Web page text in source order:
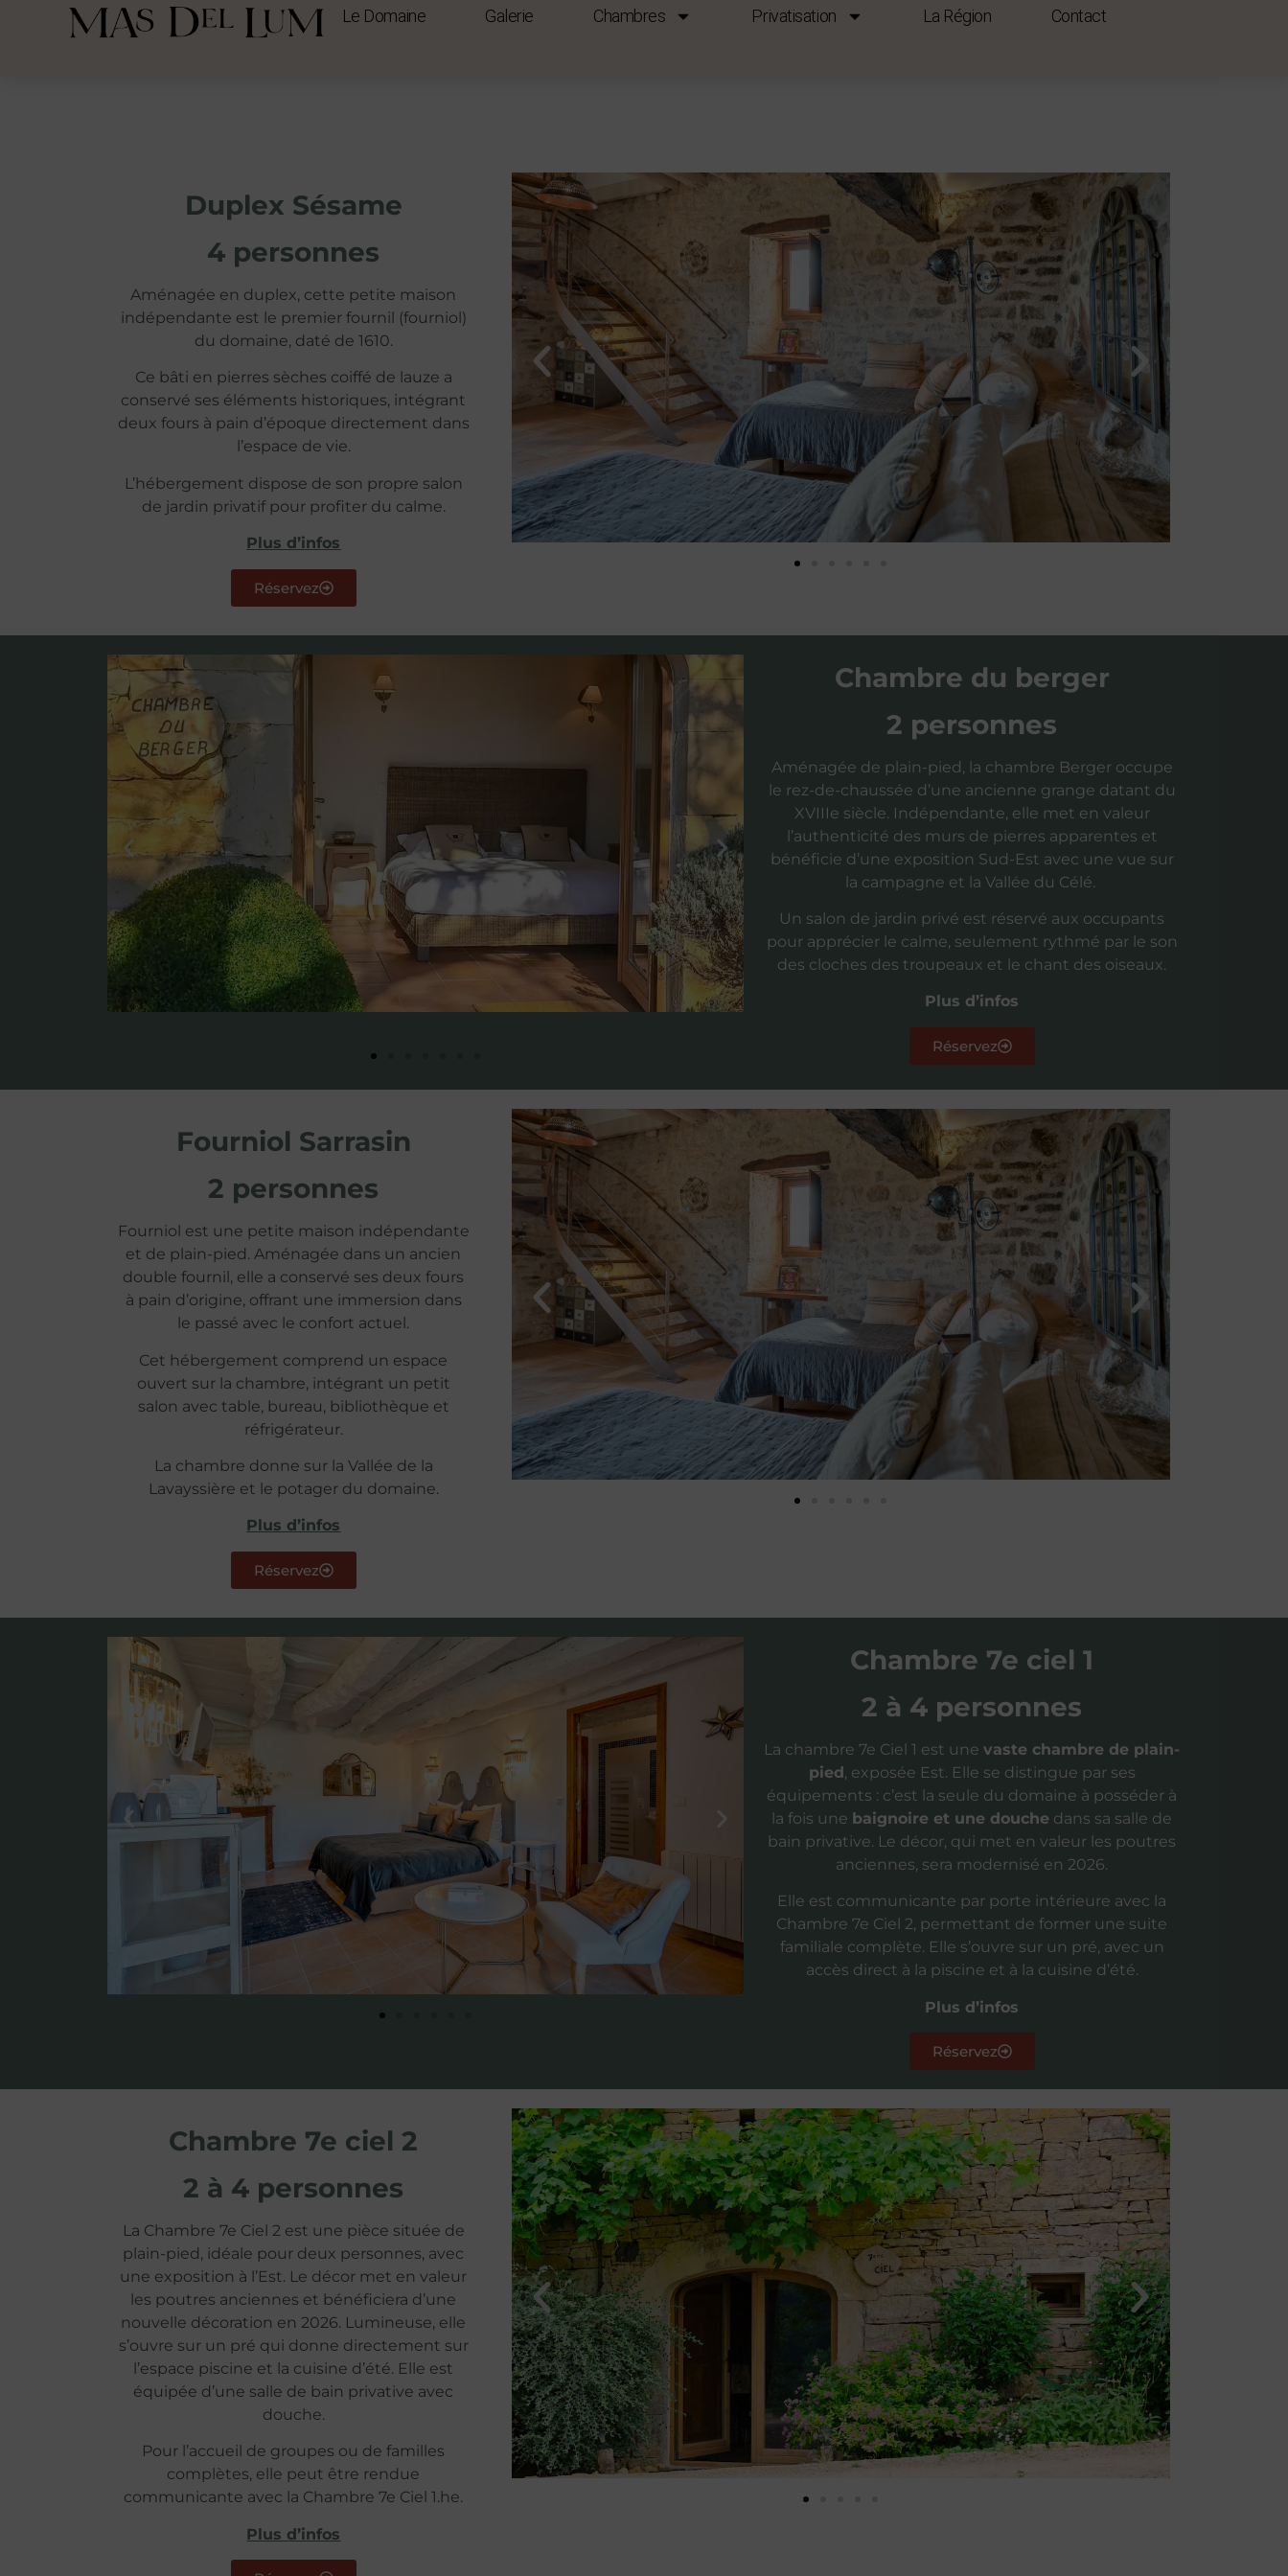
Le Domaine Galerie Chambres Privatisation La Région Contact
Duplex Sésame
4 personnes
Aménagée en duplex, cette petite maison
indépendante est le premier fournil (fourniol)
du domaine, daté de 1610.
Ce bâti en pierres sèches coiffé de lauze a
conservé ses éléments historiques, intégrant
deux fours à pain d’époque directement dans
l’espace de vie.
L’hébergement dispose de son propre salon
de jardin privatif pour profiter du calme.
Plus d’infos
Réservez
Chambre du berger
2 personnes
Aménagée de plain-pied, la chambre Berger occupe
le rez-de-chaussée d’une ancienne grange datant du
XVIIIe siècle. Indépendante, elle met en valeur
l’authenticité des murs de pierres apparentes et
bénéficie d’une exposition Sud-Est avec une vue sur
la campagne et la Vallée du Célé.
Un salon de jardin privé est réservé aux occupants
pour apprécier le calme, seulement rythmé par le son
des cloches des troupeaux et le chant des oiseaux.
Plus d’infos
Réservez
Fourniol Sarrasin
2 personnes
Fourniol est une petite maison indépendante
et de plain-pied. Aménagée dans un ancien
double fournil, elle a conservé ses deux fours
à pain d’origine, offrant une immersion dans
le passé avec le confort actuel.
Cet hébergement comprend un espace
ouvert sur la chambre, intégrant un petit
salon avec table, bureau, bibliothèque et
réfrigérateur.
La chambre donne sur la Vallée de la
Lavayssière et le potager du domaine.
Plus d’infos
Réservez
Chambre 7e ciel 1
2 à 4 personnes
La chambre 7e Ciel 1 est une vaste chambre de plain-
pied, exposée Est. Elle se distingue par ses
équipements : c’est la seule du domaine à posséder à
la fois une baignoire et une douche dans sa salle de
bain privative. Le décor, qui met en valeur les poutres
anciennes, sera modernisé en 2026.
Elle est communicante par porte intérieure avec la
Chambre 7e Ciel 2, permettant de former une suite
familiale complète. Elle s’ouvre sur un pré, avec un
accès direct à la piscine et à la cuisine d’été.
Plus d’infos
Réservez
Chambre 7e ciel 2
2 à 4 personnes
La Chambre 7e Ciel 2 est une pièce située de
plain-pied, idéale pour deux personnes, avec
une exposition à l’Est. Le décor met en valeur
les poutres anciennes et bénéficiera d’une
nouvelle décoration en 2026. Lumineuse, elle
s’ouvre sur un pré qui donne directement sur
l’espace piscine et la cuisine d’été. Elle est
équipée d’une salle de bain privative avec
douche.
Pour l’accueil de groupes ou de familles
complètes, elle peut être rendue
communicante avec la Chambre 7e Ciel 1. he.
Plus d’infos